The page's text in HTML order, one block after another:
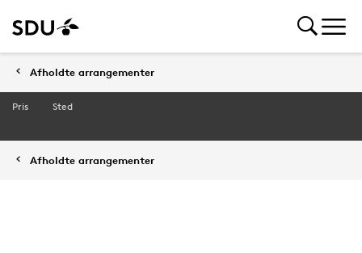
Afholdte arrangementer
Pris Sted
Afholdte arrangementer